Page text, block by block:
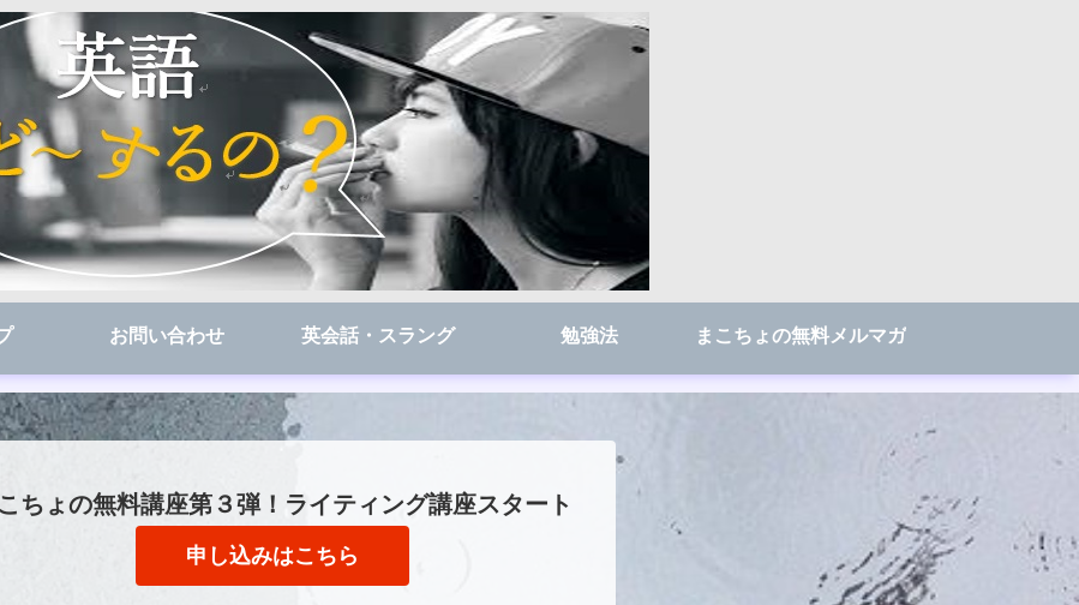
お問い合わせ 英会話・スラング 勉強法 まこちょの無料メルマガ
ちょの無料講座第３弾！ライティング講座スタート
申し込みはこちら